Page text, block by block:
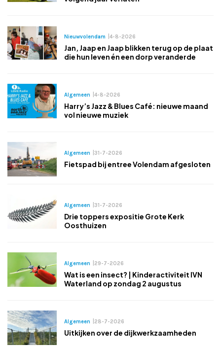
Nieuwvolendam 4-8-2026
Jan, Jaap en Jaap blikken terug op de plaat
die hun leven én een dorp veranderde
Algemeen 4-8-2026
Harry’s Jazz & Blues Café: nieuwe maand
vol nieuwe muziek
Algemeen 31-7-2026
Fietspad bij entree Volendam afgesloten
Algemeen 31-7-2026
Drie toppers expositie Grote Kerk
Oosthuizen
Algemeen 29-7-2026
Wat is een insect? | Kinderactiviteit IVN
Waterland op zondag 2 augustus
Algemeen 28-7-2026
Uitkijken over de dijkwerkzaamheden